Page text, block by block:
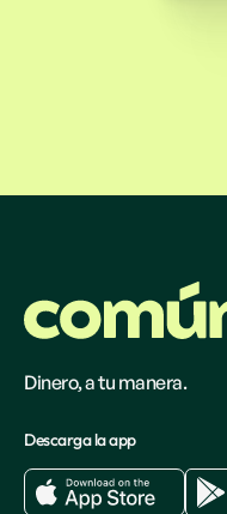
Dinero, a tu manera.
Descarga la app